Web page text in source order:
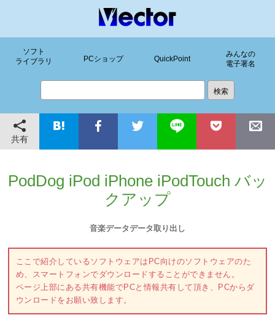
ソフト
ライブラリ
PCショップ QuickPoint
みんなの
電子署名
共有
PodDog iPod iPhone iPodTouch バッ
クアップ
音楽データデータ取り出し
ここで紹介しているソフトウェアはPC向けのソフトウェアのた
め、スマートフォンでダウンロードすることができません。
ページ上部にある共有機能でPCと情報共有して頂き、PCからダ
ウンロードをお願い致します。